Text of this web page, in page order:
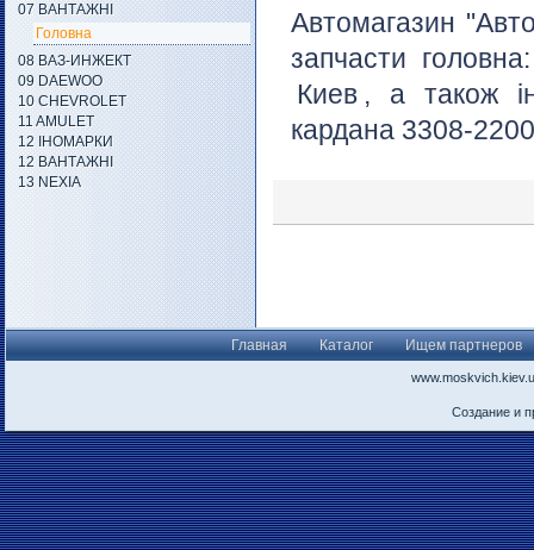
Автомагазин
запчасти
Киев , а також
кардана 3308-
07 ВАНТАЖНІ
Головна
08 ВАЗ-ИНЖЕКТ
09 DAEWOO
10 CHEVROLET
11 AMULET
12 ІНОМАРКИ
12 ВАНТАЖНІ
13 NEXIA
Главная Каталог Ищем партнеров
Создание и